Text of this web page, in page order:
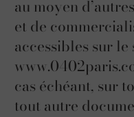
au moyen
et de
accessibles sur
cas échéant, sur
tout autre